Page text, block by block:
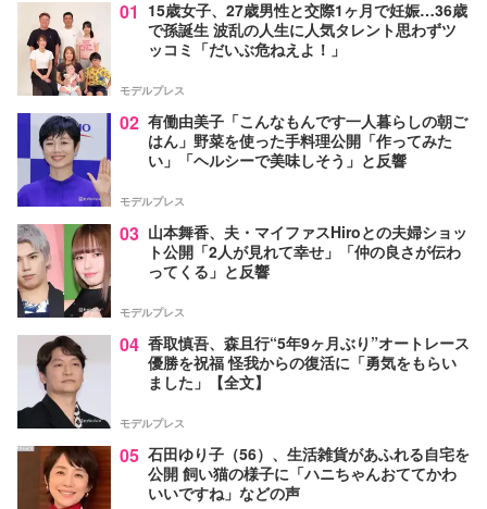
01 15歳女子、27歳男性と交際1ヶ月で妊娠…36歳
で孫誕生 波乱の人生に人気タレント思わずツ
ッコミ「だいぶ危ねえよ！」
モデルプレス
02 有働由美子「こんなもんです一人暮らしの朝ご
はん」野菜を使った手料理公開「作ってみた
い」「ヘルシーで美味しそう」と反響
モデルプレス
03 山本舞香、夫・マイファスHiroとの夫婦ショッ
ト公開「2人が見れて幸せ」「仲の良さが伝わ
ってくる」と反響
モデルプレス
04 香取慎吾、森且行“5年9ヶ月ぶり”オートレース
優勝を祝福 怪我からの復活に「勇気をもらい
ました」【全文】
モデルプレス
05 石田ゆり子（56）、生活雑貨があふれる自宅を
公開 飼い猫の様子に「ハニちゃんおててかわ
いいですね」などの声